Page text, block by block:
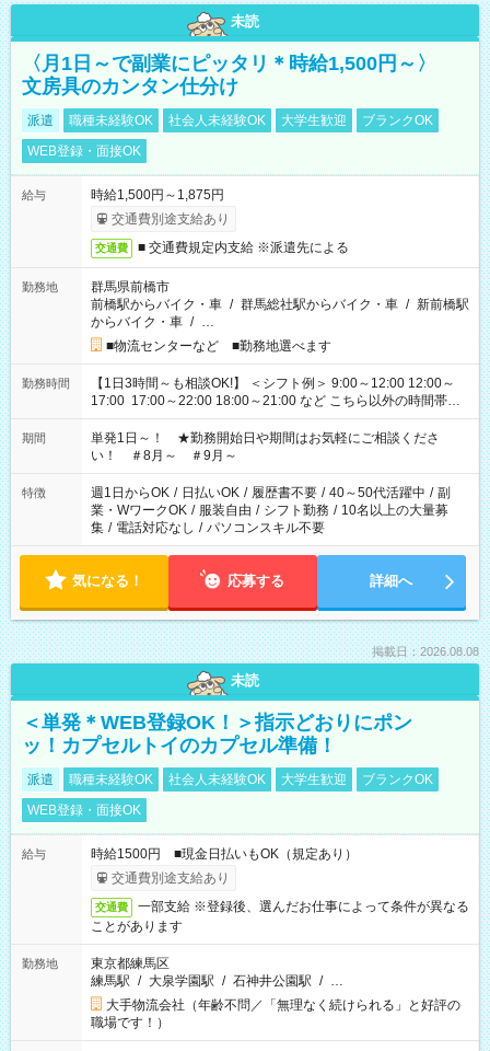
未読
〈月1日～で副業にピッタリ＊時給1,500円～〉
文房具のカンタン仕分け
派遣 職種未経験OK 社会人未経験OK 大学生歓迎
ブランクOK
WEB登録・面接OK
給与
時給1,500円～1,875円
交通費別途支給あり
交通費 ■ 交通費規定内支給 ※派遣先による
勤務地
群馬県前橋市
前橋駅からバイク・車 / 群馬総社駅からバイク・車 / 新前橋駅
からバイク・車 / …
■物流センターなど ■勤務地選べます
勤務時間
【1日3時間～も相談OK!】 ＜シフト例＞ 9:00～12:00 12:00～
17:00 17:00～22:00 18:00～21:00 など こちら以外の時間帯も
お気軽にご相談ください！
期間
単発1日～！ ★勤務開始日や期間はお気軽にご相談くださ
い！ ＃8月～ ＃9月～
特徴 週1日からOK / 日払いOK / 履歴書不要 / 40～50代活躍中 / 副
業・WワークOK / 服装自由 / シフト勤務 / 10名以上の大量募
集 / 電話対応なし / パソコンスキル不要
気になる！ 応募する 詳細へ
掲載日：2026.08.08
未読
＜単発＊WEB登録OK！＞指示どおりにポン
ッ！カプセルトイのカプセル準備！
派遣 職種未経験OK 社会人未経験OK 大学生歓迎
ブランクOK
WEB登録・面接OK
給与
時給1500円 ■現金日払いもOK（規定あり）
交通費別途支給あり
交通費
一部支給 ※登録後、選んだお仕事によって条件が異なる
ことがあります
勤務地
東京都練馬区
練馬駅 / 大泉学園駅 / 石神井公園駅 / …
大手物流会社（年齢不問／「無理なく続けられる」と好評の
職場です！）